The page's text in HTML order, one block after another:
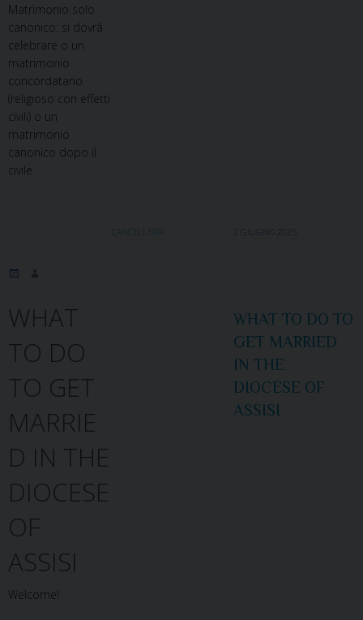
Matrimonio solo
canonico: si dovrà
celebrare o un
matrimonio
concordatario
(religioso con effetti
civili) o un
matrimonio
canonico dopo il
civile.
CANCELLERIA
WHAT TO DO TO
GET MARRIED
IN THE
DIOCESE OF
ASSISI
WHAT
TO DO
TO GET
MARRIE
D IN THE
DIOCESE
OF
ASSISI
Welcome!